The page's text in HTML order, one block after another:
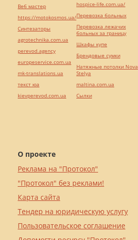
О проекте
Реклама на "Протокол"
"Протокол" без реклами!
Карта сайта
Тендер на юридическую услугу
Пользовательское соглашение
Веб мастер
https://motokosmos.ua/
Синтезаторы
agrotechnika.com.ua
perevod.agency
europeservice.com.ua
mk-translations.ua
текст юа
kievperevod.com.ua
hospice-life.com.ua/
Перевозка больных
Перевозка лежачих
больных за границу
Шкафы купе
Брендовые сумки
Натяжные потолки Nova
Stelya
maltina.com.ua
Cылки